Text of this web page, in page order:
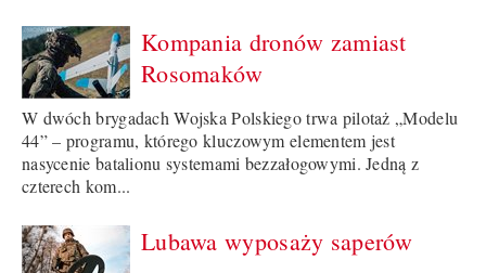
Kompania dronów zamiast
Rosomaków
W dwóch brygadach Wojska Polskiego trwa pilotaż „Modelu
44” – programu, którego kluczowym elementem jest
nasycenie batalionu systemami bezzałogowymi. Jedną z
czterech kom...
Lubawa wyposaży saperów